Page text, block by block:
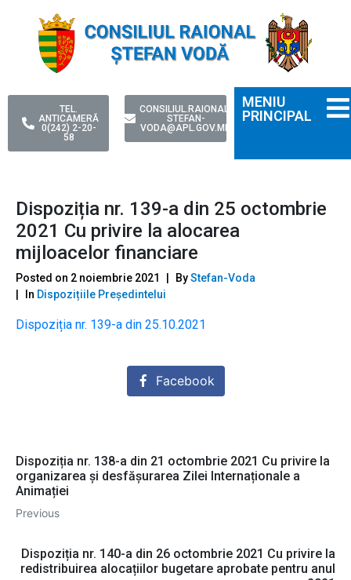
TEL.
ANTICAMERĂ
0(242) 2-20-
58
CONSILIUL.RAIONAL-
STEFAN-
VODA@APL.GOV.MD
MENIU
PRINCIPAL
Dispoziția nr. 139-a din 25 octombrie
2021 Cu privire la alocarea
mijloacelor financiare
Posted on 2 noiembrie 2021 ByStefan-Voda
In Dispozițiile Președintelui
Dispoziția nr. 139-a din 25.10.2021
Facebook
Dispoziția nr. 138-a din 21 octombrie 2021 Сu privire la
organizarea şi desfășurarea Zilei Internaționale a
Animației
Previous
Dispoziția nr. 140-a din 26 octombrie 2021 Cu privire la
redistribuirea alocațiilor bugetare aprobate pentru anul